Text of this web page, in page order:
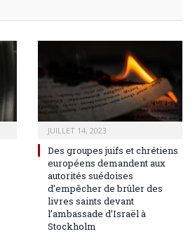
JUILLET 14, 2023
Des groupes juifs et chrétiens
européens demandent aux
autorités suédoises
d’empêcher de brûler des
livres saints devant
l’ambassade d’Israël à
Stockholm